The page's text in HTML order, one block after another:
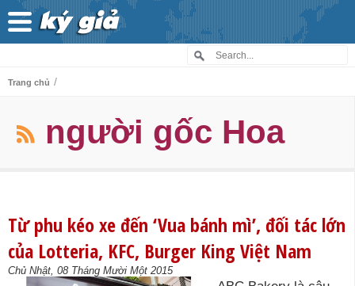
Trang chủ /
người gốc Hoa
Từ phu kéo xe đến ‘Vua bánh mì’, đối tác lớn
của Lotteria, KFC, Burger King Việt Nam
Chủ Nhật, 08 Tháng Mười Một 2015